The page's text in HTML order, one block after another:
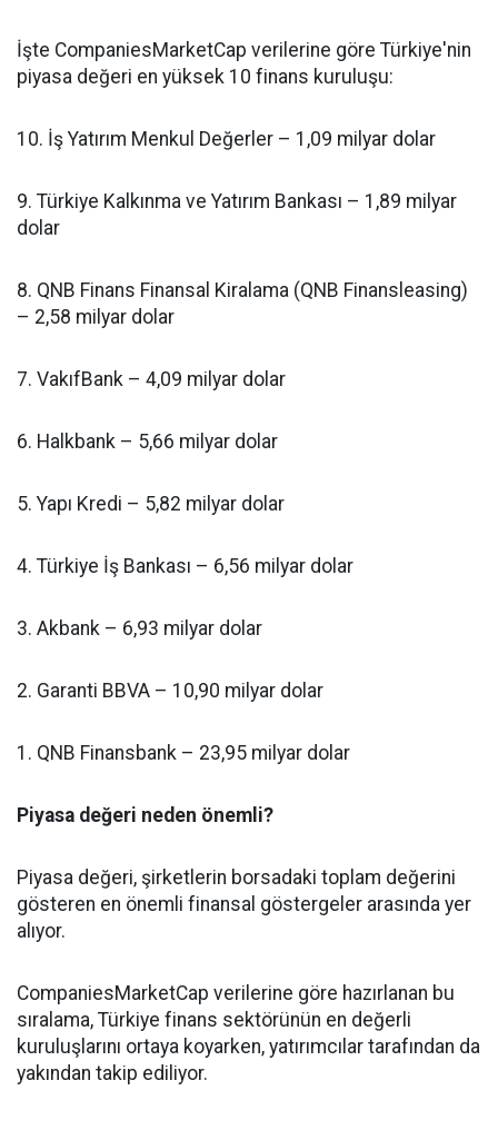
İşte CompaniesMarketCap verilerine göre Türkiye'nin
piyasa değeri en yüksek 10 finans kuruluşu:
10. İş Yatırım Menkul Değerler – 1,09 milyar dolar
9. Türkiye Kalkınma ve Yatırım Bankası – 1,89 milyar
dolar
8. QNB Finans Finansal Kiralama (QNB Finansleasing)
– 2,58 milyar dolar
7. VakıfBank – 4,09 milyar dolar
6. Halkbank – 5,66 milyar dolar
5. Yapı Kredi – 5,82 milyar dolar
4. Türkiye İş Bankası – 6,56 milyar dolar
3. Akbank – 6,93 milyar dolar
2. Garanti BBVA – 10,90 milyar dolar
1. QNB Finansbank – 23,95 milyar dolar
Piyasa değeri neden önemli?
Piyasa değeri, şirketlerin borsadaki toplam değerini
gösteren en önemli finansal göstergeler arasında yer
alıyor.
CompaniesMarketCap verilerine göre hazırlanan bu
sıralama, Türkiye finans sektörünün en değerli
kuruluşlarını ortaya koyarken, yatırımcılar tarafından da
yakından takip ediliyor.